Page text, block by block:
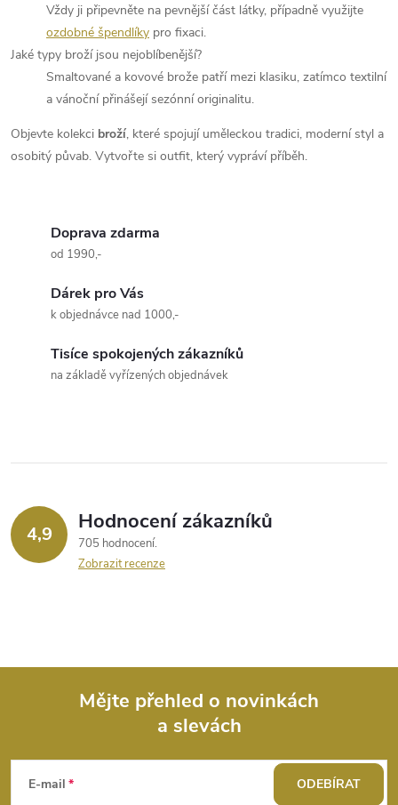
Vždy ji připevněte na pevnější část látky, případně využijte
ozdobné špendlíky pro fixaci.
Jaké typy broží jsou nejoblíbenější?
Smaltované a kovové brože patří mezi klasiku, zatímco textilní
a vánoční přinášejí sezónní originalitu.
Objevte kolekci broží, které spojují uměleckou tradici, moderní styl a
osobitý půvab. Vytvořte si outfit, který vypráví příběh.
Doprava zdarma
od 1990,-
Dárek pro Vás
k objednávce nad 1000,-
Tisíce spokojených zákazníků
na základě vyřízených objednávek
4,9 Hodnocení zákazníků
705 hodnocení
Zobrazit recenze
Mějte přehled o novinkách
a slevách
E-mail ODEBÍRAT